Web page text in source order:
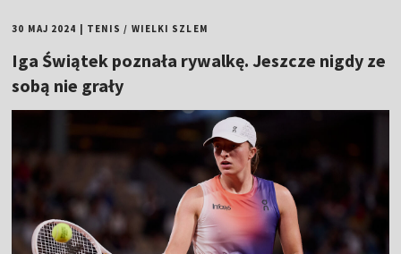
30 MAJ 2024 TENIS / WIELKI SZLEM
Iga Świątek poznała rywalkę. Jeszcze nigdy ze
sobą nie grały